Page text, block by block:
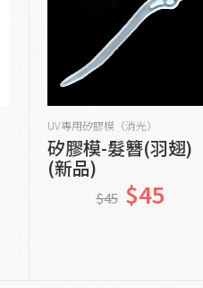
貨到通知我
UV專用矽膠模（消光）
矽膠模-髮簪(羽翅)
(新品)
$45 $45